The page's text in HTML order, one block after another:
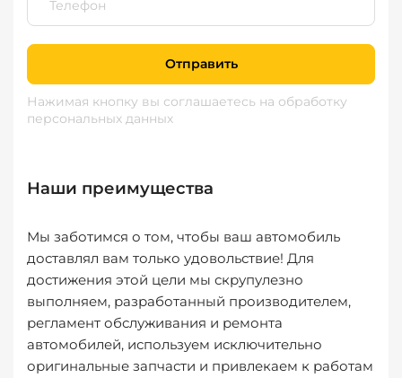
Отправить
Нажимая кнопку вы соглашаетесь на обработку
персональных данных
Наши преимущества
Мы заботимся о том, чтобы ваш автомобиль
доставлял вам только удовольствие! Для
достижения этой цели мы скрупулезно
выполняем, разработанный производителем,
регламент обслуживания и ремонта
автомобилей, используем исключительно
оригинальные запчасти и привлекаем к работам